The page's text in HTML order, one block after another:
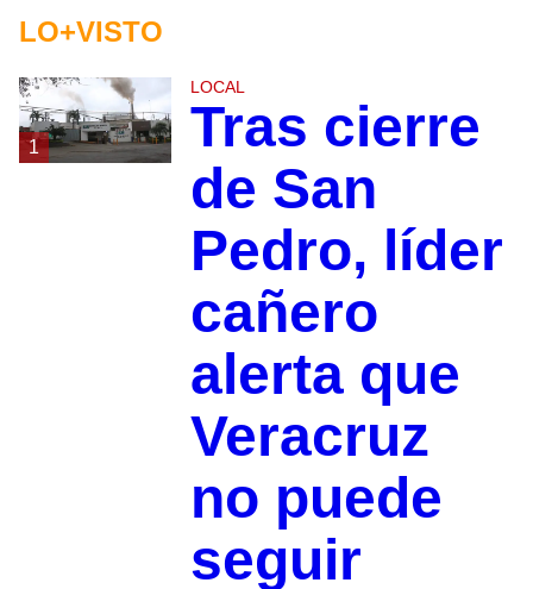
LO+VISTO
1
LOCAL
Tras cierre
de San
Pedro, líder
cañero
alerta que
Veracruz
no puede
seguir